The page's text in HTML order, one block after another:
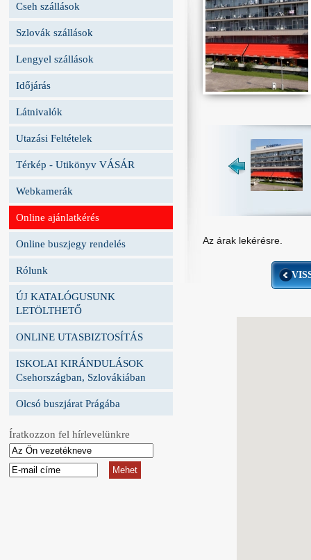
Cseh szállások
Szlovák szállások
Lengyel szállások
Időjárás
Látnivalók
Utazási Feltételek
Térkép - Utikönyv VÁSÁR
Webkamerák
Online ajánlatkérés
Online buszjegy rendelés
Rólunk
ÚJ KATALÓGUSUNK
LETÖLTHETŐ
ONLINE UTASBIZTOSÍTÁS
ISKOLAI KIRÁNDULÁSOK
Csehországban, Szlovákiában
Olcsó buszjárat Prágába
Íratkozzon fel hírlevelünkre
Az árak lekérésre.